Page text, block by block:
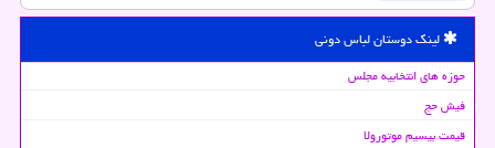
لینک دوستان لباس دونی
حوزه های انتخابیه مجلس
فیش حج
قیمت بیسیم موتورولا